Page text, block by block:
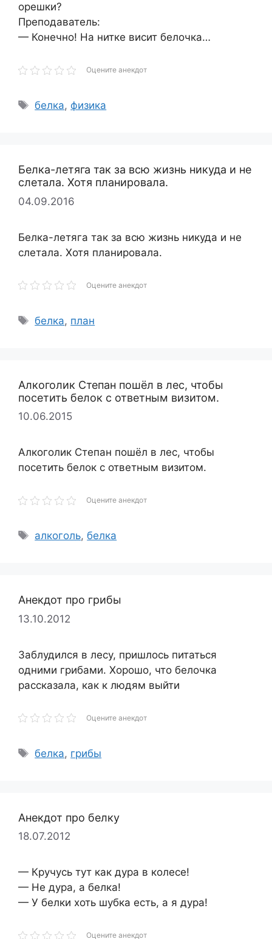
орешки?
Преподаватель:
— Конечно! На нитке висит белочка…
Оцените анекдот
Метки
белка, физика
Белка-летяга так за всю жизнь никуда и не
слетала. Хотя планировала.
04.09.2016
Белка-летяга так за всю жизнь никуда и не
слетала. Хотя планировала.
Оцените анекдот
Метки
белка, план
Алкоголик Степан пошёл в лес, чтобы
посетить белок с ответным визитом.
10.06.2015
Алкоголик Степан пошёл в лес, чтобы
посетить белок с ответным визитом.
Оцените анекдот
Метки
алкоголь,белка
Анекдот про грибы
13.10.2012
Заблудился в лесу, пришлось питаться
одними грибами. Хорошо, что белочка
рассказала, как к людям выйти
Оцените анекдот
Метки
белка, грибы
Анекдот про белку
18.07.2012
— Кручусь тут как дура в колесе!
— Не дура, а белка!
— У белки хоть шубка есть, а я дура!
Оцените анекдот